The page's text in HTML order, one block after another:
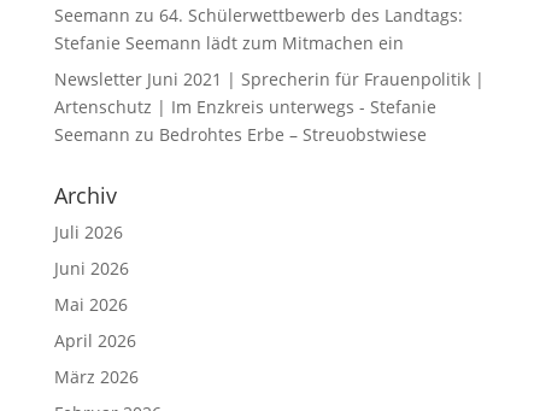
Seemann zu 64. Schülerwettbewerb des Landtags:
Stefanie Seemann lädt zum Mitmachen ein
Newsletter Juni 2021 | Sprecherin für Frauenpolitik |
Artenschutz | Im Enzkreis unterwegs - Stefanie
Seemann zu Bedrohtes Erbe – Streuobstwiese
Archiv
Juli 2026
Juni 2026
Mai 2026
April 2026
März 2026